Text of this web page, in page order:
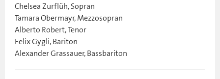
Chelsea Zurflüh, Sopran
Tamara Obermayr, Mezzosopran
Alberto Robert, Tenor
Felix Gygli, Bariton
Alexander Grassauer, Bassbariton